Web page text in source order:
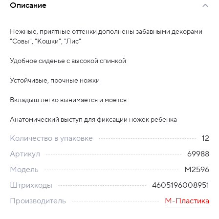
Описание
Нежные, приятные оттенки дополнены забавными декорами
"Совы", "Кошки", "Лис"
Удобное сиденье с высокой спинкой
Устойчивые, прочные ножки
Вкладыш легко вынимается и моется
Анатомический выступ для фиксации ножек ребенка
Количество в упаковке
12
Артикул
69988
Модель
М2596
Штрихкоды
4605196008951
Производитель
М-Пластика